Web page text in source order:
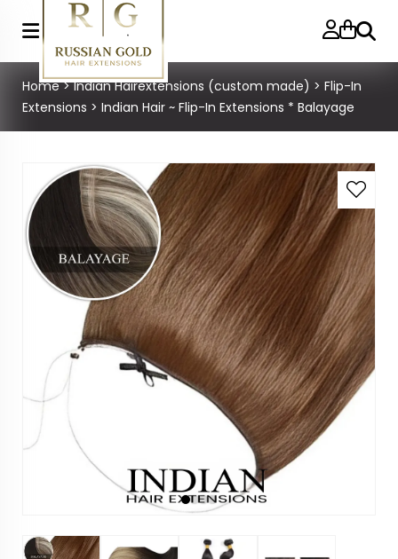
Home>Indian Hairextensions (custom made) > Flip-In
Extensions > Indian Hair ~ Flip-In Extensions * Balayage